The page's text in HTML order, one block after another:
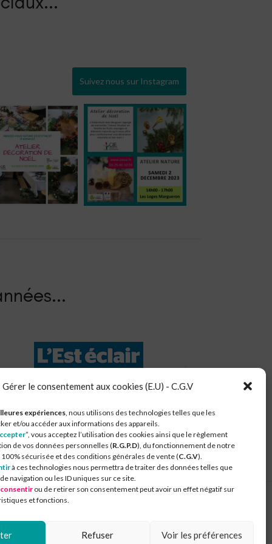
Gérer le consentement aux cookies (E.U) - C.G.V
expériences, nous utilisons des technologies telles que les
et/ou accéder aux informations des appareils.
”, vous acceptez l’utilisation des cookies ainsi que le règlement
de vos données personnelles (R.G.P.D), du fonctionnement de notre
100% sécurisée et des conditions générales de vente (C.G.V).
à ces technologies nous permettra de traiter des données telles que
navigation ou les ID uniques sur ce site.
consentir ou de retirer son consentement peut avoir un effet négatif sur
et fonctions.
Refuser Voir les préférences
Suivez nous sur Instagram
de Communes du Chaourçois Val d'Armance